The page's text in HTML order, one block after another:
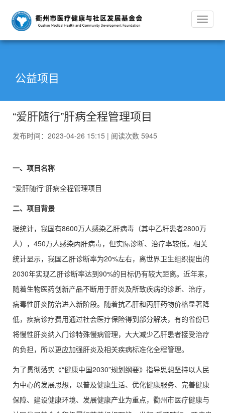
Toggle
公益项目
“爱肝随行”肝病全程管理项目
发布时间：2023-04-26 15:15 | 阅读次数 5945
一、 项目名称
“爱肝随行”肝病全程管理项目
二、 项目背景
据统计，我国有8600万人感染乙肝病毒（其中乙肝患者2800万
人），450万人感染丙肝病毒，但实际诊断、治疗率较低。相关
统计显示，我国乙肝诊断率为20%左右，离世界卫生组织提出的
2030年实现乙肝诊断率达到90%的目标仍有较大距离。近年来，
随着生物医药创新产品不断用于肝炎及所致疾病的诊断、治疗，
病毒性肝炎防治进入新阶段。随着抗乙肝和丙肝药物价格显著降
低，疾病诊疗费用通过社会医疗保险得到部分解决，有的省份已
将慢性肝炎纳入门诊特殊慢病管理，大大减少乙肝患者接受治疗
的负担，所以更应加强肝炎及相关疾病标准化全程管理。
为了贯彻落实《“健康中国2030”规划纲要》指导思想坚持以人民
为中心的发展思想，以普及健康生活、优化健康服务、完善健康
保障、建设健康环境、发展健康产业为重点，衢州市医疗健康与